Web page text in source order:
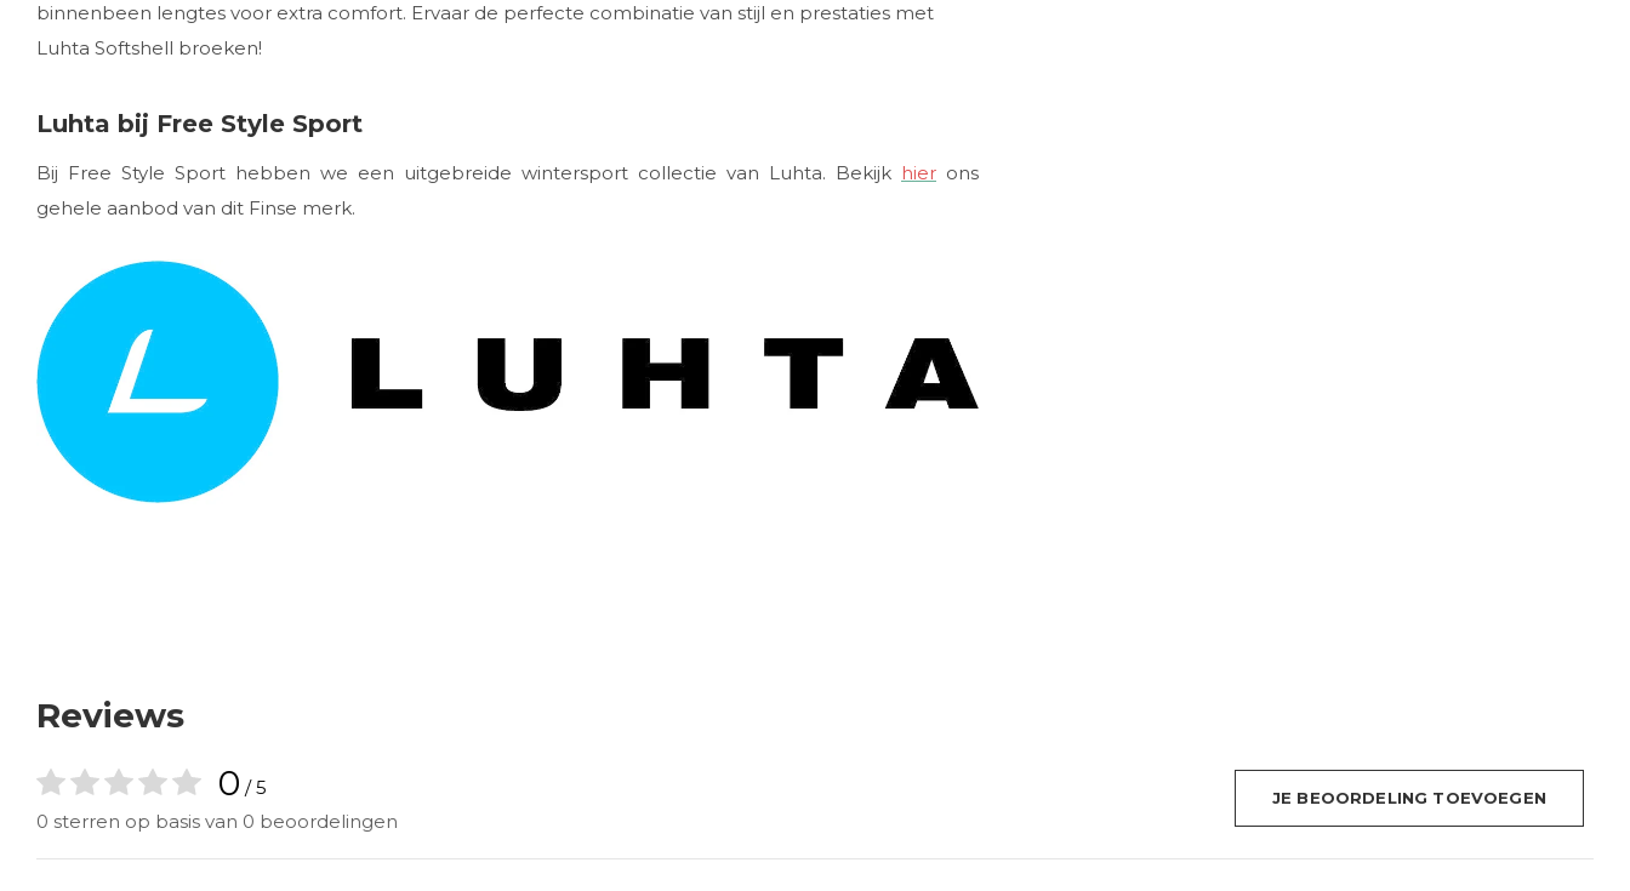
binnenbeen lengtes voor extra comfort. Ervaar de perfecte combinatie van stijl en prestaties met
Luhta Softshell broeken!
Luhta bij Free Style Sport
Bij Free Style Sport hebben we een uitgebreide wintersport collectie van Luhta. Bekijk hier ons
gehele aanbod van dit Finse merk.
Reviews
0 / 5
0 sterren op basis van 0 beoordelingen
JE BEOORDELING TOEVOEGEN